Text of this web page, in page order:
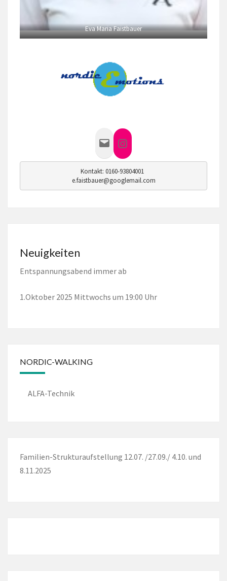
Eva Maria Faistbauer
MailInstagram
Kontakt: 0160-93804001
e.faistbauer@googlemail.com
Neuigkeiten
Entspannungsabend immer ab
1.Oktober 2025 Mittwochs um 19:00 Uhr
NORDIC-WALKING
ALFA-Technik
Familien-Strukturaufstellung 12.07. /27.09./ 4.10. und
8.11.2025